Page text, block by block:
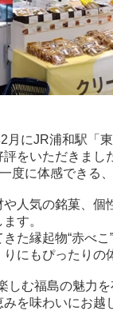
月にJR浦和駅「
をいただきまし
度に体感できる
人気の銘菓、個
す。
た縁起物“赤べ
にもぴったりの
む福島の魅力を
を味わいにお越